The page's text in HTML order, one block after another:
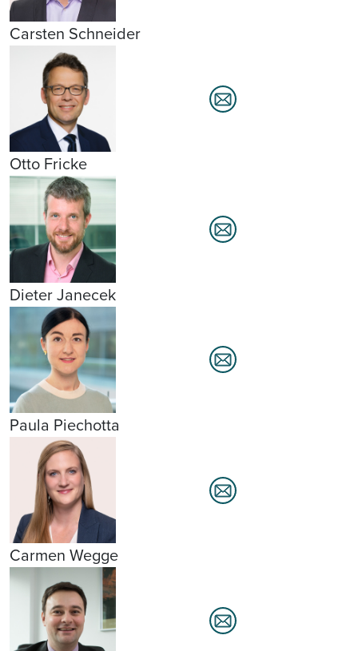
Carsten Schneider
Otto Fricke
Dieter Janecek
Paula Piechotta
Carmen Wegge